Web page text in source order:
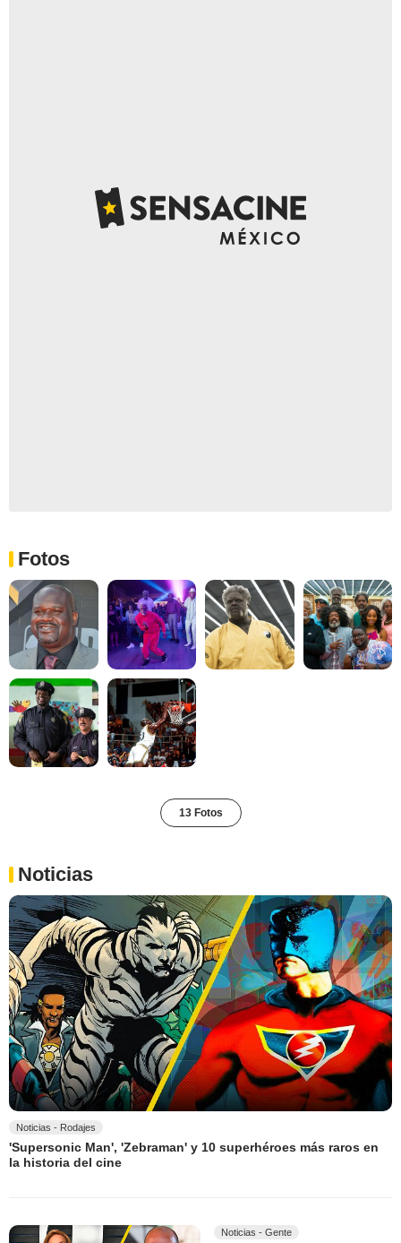
Fotos
13 Fotos
Noticias
Noticias - Rodajes
'Supersonic Man', 'Zebraman' y 10 superhéroes más raros en
la historia del cine
Noticias - Gente